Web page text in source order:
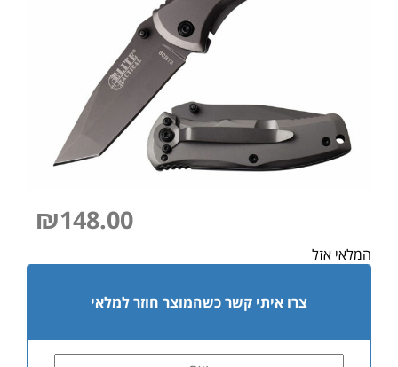
₪148.00
המלאי אזל
צרו איתי קשר כשהמוצר חוזר למלאי